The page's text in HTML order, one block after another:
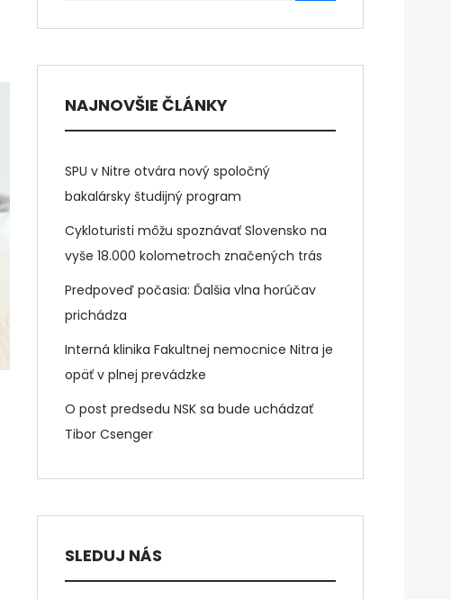
NAJNOVŠIE ČLÁNKY
SPU v Nitre otvára nový spoločný
bakalársky študijný program
Cykloturisti môžu spoznávať Slovensko na
vyše 18.000 kolometroch značených trás
Predpoveď počasia: Ďalšia vlna horúčav
prichádza
Interná klinika Fakultnej nemocnice Nitra je
opäť v plnej prevádzke
O post predsedu NSK sa bude uchádzať
Tibor Csenger
SLEDUJ NÁS